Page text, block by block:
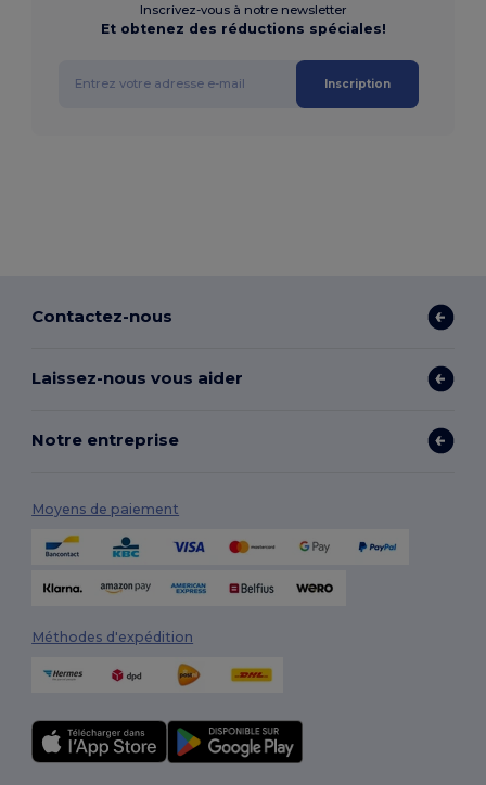
Inscrivez-vous à notre newsletter
Et obtenez des réductions spéciales!
Inscription
Contactez-nous
Laissez-nous vous aider
Notre entreprise
Moyens de paiement
Méthodes d'expédition